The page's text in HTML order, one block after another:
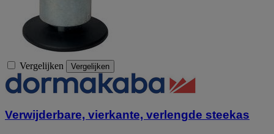
Vergelijken Vergelijken
Verwijderbare, vierkante, verlengde steekas